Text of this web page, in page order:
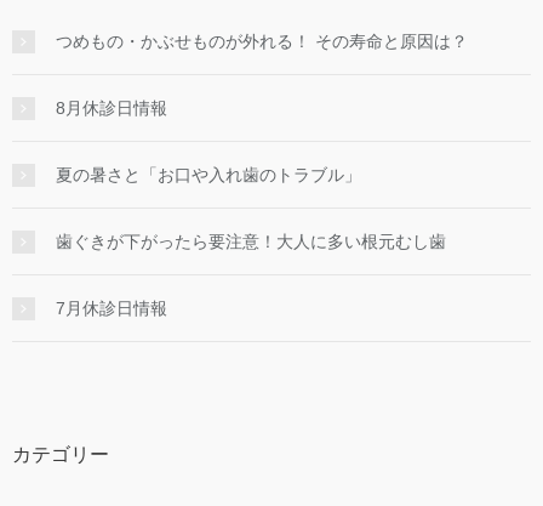
つめもの・かぶせものが外れる！ その寿命と原因は？
8月休診日情報
夏の暑さと「お口や入れ歯のトラブル」
歯ぐきが下がったら要注意！大人に多い根元むし歯
7月休診日情報
カテゴリー